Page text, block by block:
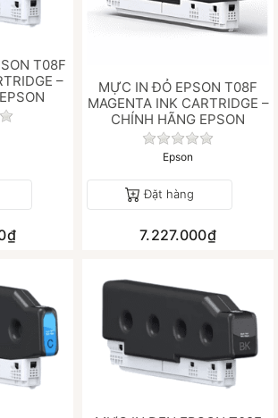
T08F
–
có đánh giá nào cho sản phẩm này.
MỰC IN ĐỎ EPSON T08F
MAGENTA INK CARTRIDGE –
CHÍNH HÃNG EPSON
Chưa có đánh
Epson
Đặt hàng
7.227.000₫